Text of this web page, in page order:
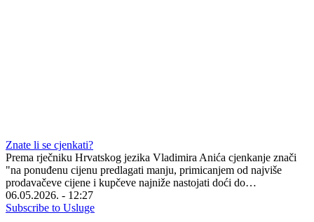
Znate li se cjenkati?
Prema rječniku Hrvatskog jezika Vladimira Anića cjenkanje znači
"na ponuđenu cijenu predlagati manju, primicanjem od najviše
prodavačeve cijene i kupčeve najniže nastojati doći do…
06.05.2026. - 12:27
Subscribe to Usluge